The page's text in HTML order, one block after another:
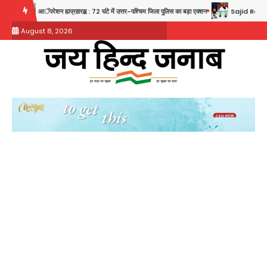
content
आॅपरेशन ह्यप्रहारह्ण : 72 घंटे में उत्तर-पश्चिम जिला पुलिस का बड़ा एक्शन Sajid Rashidi’s
August 8, 2026